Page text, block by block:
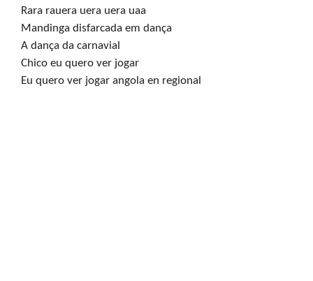
Rara rauera uera uera uaa
Mandinga disfarcada em dança
A dança da carnavial
Chico eu quero ver jogar
Eu quero ver jogar angola en regional